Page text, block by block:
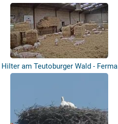
Hilter am Teutoburger Wald - Ferma